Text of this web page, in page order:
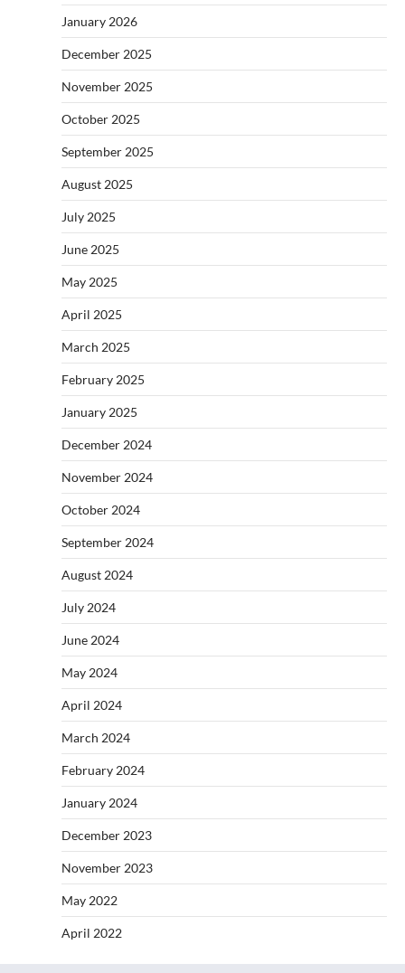
January 2026
December 2025
November 2025
October 2025
September 2025
August 2025
July 2025
June 2025
May 2025
April 2025
March 2025
February 2025
January 2025
December 2024
November 2024
October 2024
September 2024
August 2024
July 2024
June 2024
May 2024
April 2024
March 2024
February 2024
January 2024
December 2023
November 2023
May 2022
April 2022